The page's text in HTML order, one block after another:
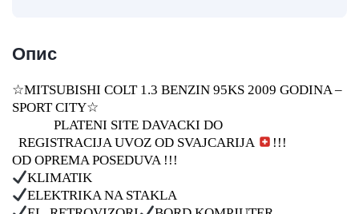
Опис
☆MITSUBISHI COLT 1.3 BENZIN 95KS 2009 GODINA –
SPORT CITY☆
PLATENI SITE DAVACKI DO
REGISTRACIJA UVOZ OD SVAJCARIJA
!!!
OD OPREMA POSEDUVA !!!
KLIMATIK
ELEKTRIKA NA STAKLA